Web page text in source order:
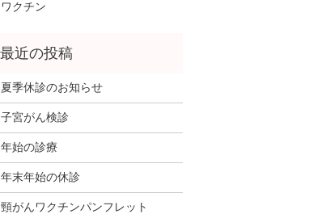
ワクチン
夏季休診のお知らせ
子宮がん検診
年始の診療
年末年始の休診
頸がんワクチンパンフレット